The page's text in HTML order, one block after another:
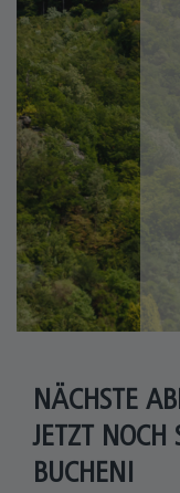
NÄCHSTE
JETZT NOCH
BUCHEN!